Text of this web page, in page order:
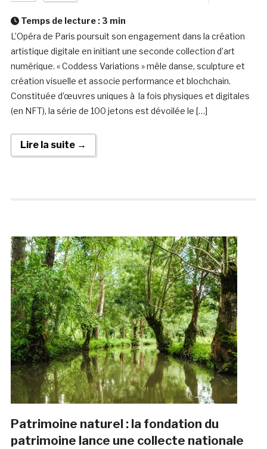
Temps de lecture : 3 min
L’Opéra de Paris poursuit son engagement dans la création
artistique digitale en initiant une seconde collection d’art
numérique. « Coddess Variations » mêle danse, sculpture et
création visuelle et associe performance et blochchain.
Constituée d’œuvres uniques à la fois physiques et digitales
(en NFT), la série de 100 jetons est dévoilée le […]
Lire la suite →
Patrimoine naturel : la fondation du
patrimoine lance une collecte nationale